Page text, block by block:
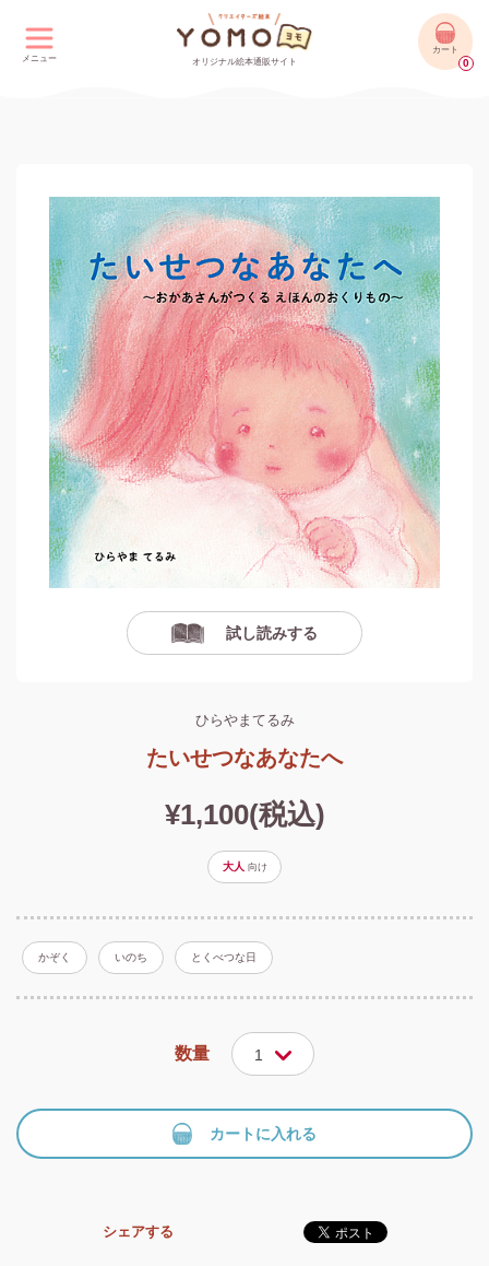
メニュー オリジナル絵本通販サイト
カート
0
試し読みする
ひらやまてるみ
たいせつなあなたへ
¥1,100(税込)
大人 向け
かぞく いのち とくべつな日
数量 1
カートに入れる
シェアする